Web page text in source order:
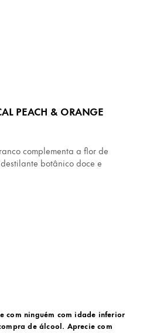
PEACH & ORANGE
complementa a flor de
botânico doce e
com ninguém com idade inferior
de álcool. Aprecie com